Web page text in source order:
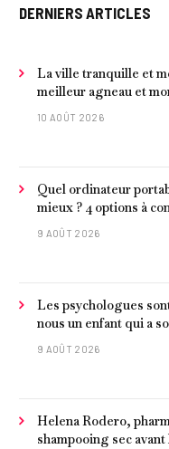
DERNIERS ARTICLES
La ville tranquille et
meilleur agneau et
10 AOÛT 2026
Quel ordinateur
mieux ? 4 options à
9 AOÛT 2026
Les psychologues
nous un enfant qui a
ne sont pas
9 AOÛT 2026
Helena Rodero,
shampooing sec